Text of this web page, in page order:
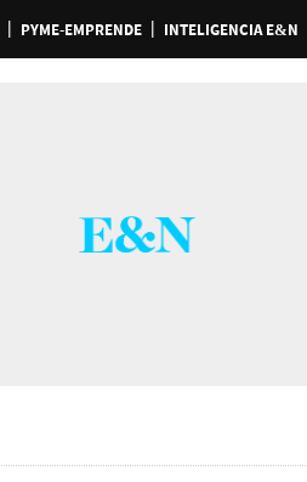
PYME-EMPRENDE INTELIGENCIA E&N